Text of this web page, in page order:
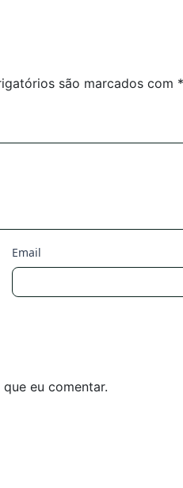
são marcados com *
Email
eu comentar.